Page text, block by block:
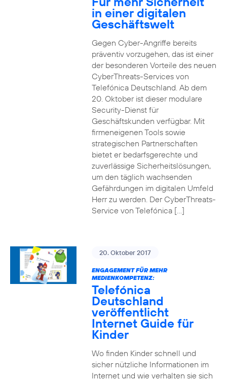
in einer digitalen
Geschäftswelt
Gegen Cyber-Angriffe bereits
präventiv vorzugehen, das ist einer
der besonderen Vorteile des neuen
CyberThreats-Services von
Telefónica Deutschland. Ab dem
20. Oktober ist dieser modulare
Security-Dienst für
Geschäftskunden verfügbar. Mit
firmeneigenen Tools sowie
strategischen Partnerschaften
bietet er bedarfsgerechte und
zuverlässige Sicherheitslösungen,
um den täglich wachsenden
Gefährdungen im digitalen Umfeld
Herr zu werden. Der CyberThreats-
Service von Telefónica […]
20. Oktober 2017
ENGAGEMENT FÜR MEHR
MEDIENKOMPETENZ:
Telefónica
Deutschland
veröffentlicht
Internet Guide für
Kinder
Wo finden Kinder schnell und
sicher nützliche Informationen im
Internet und wie verhalten sie sich